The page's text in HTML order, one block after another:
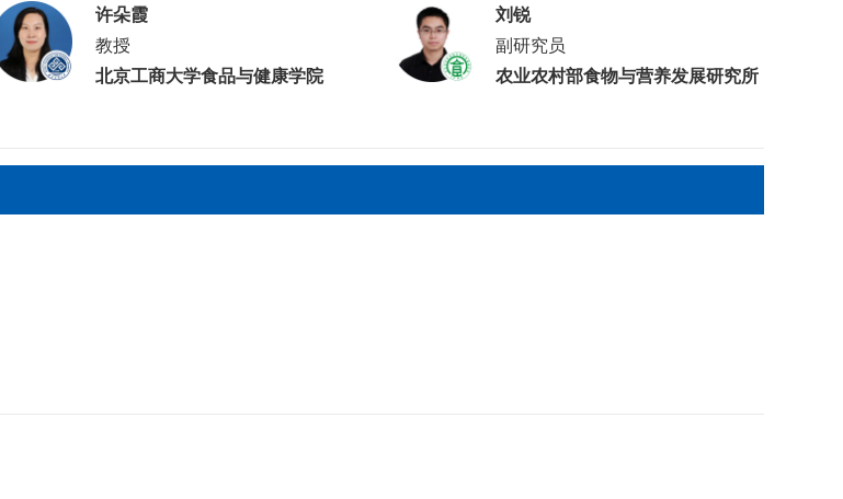
许朵霞
教授
北京工商大学食品与健康学院
刘锐
副研究员
农业农村部食物与营养发展研究所